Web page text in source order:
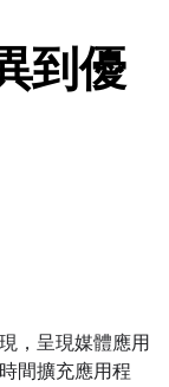
到優
，呈現媒體應用
間擴充應用程